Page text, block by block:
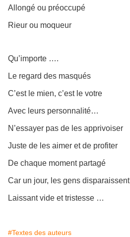
Allongé ou préoccupé
Rieur ou moqueur
Qu’importe ….
Le regard des masqués
C’est le mien, c’est le votre
Avec leurs personnalité…
N’essayer pas de les apprivoiser
Juste de les aimer et de profiter
De chaque moment partagé
Car un jour, les gens disparaissent
Laissant vide et tristesse …
#Textes des auteurs